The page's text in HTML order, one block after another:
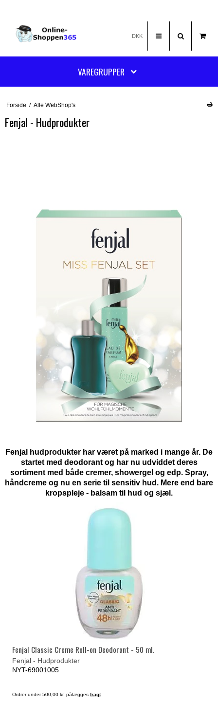
DKK
VAREGRUPPER
Forside / Alle WebShop's
Fenjal - Hudprodukter
Fenjal hudprodukter har været på marked i mange år. De
startet med deodorant og har nu udviddet deres
sortiment med både cremer, showergel og edp. Spray,
håndcreme og nu en serie til sensitiv hud. Mere end bare
kropspleje - balsam til hud og sjæl.
Fenjal Classic Creme Roll-on Deodorant - 50 ml.
Fenjal - Hudprodukter
NYT-69001005
Ordrer under 500,00 kr. pålægges fragt